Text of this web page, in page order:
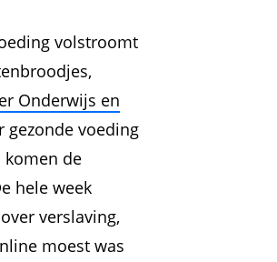
volstroomt
Onderwijs en
gezonde voeding
komen de
hele week
verslaving,
moest was